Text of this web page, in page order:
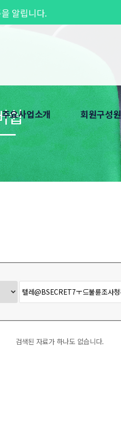
알립니다.
주요사업소개
Privacy Round UP
정보보호 심포지엄
회원 워크샵
회원구성원
회원가입 안내
회원기관 소개
쉽
검색된 자료가 하나도 없습니다.